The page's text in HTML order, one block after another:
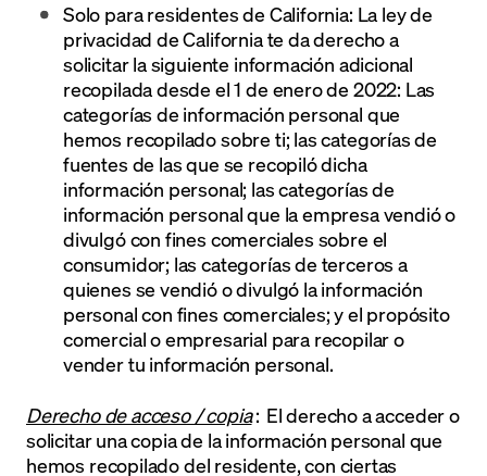
Solo para residentes de California: La ley de
privacidad de California te da derecho a
solicitar la siguiente información adicional
recopilada desde el 1 de enero de 2022: Las
categorías de información personal que
hemos recopilado sobre ti; las categorías de
fuentes de las que se recopiló dicha
información personal; las categorías de
información personal que la empresa vendió o
divulgó con fines comerciales sobre el
consumidor; las categorías de terceros a
quienes se vendió o divulgó la información
personal con fines comerciales; y el propósito
comercial o empresarial para recopilar o
vender tu información personal.
Derecho de acceso / copia: El derecho a acceder o
solicitar una copia de la información personal que
hemos recopilado del residente, con ciertas